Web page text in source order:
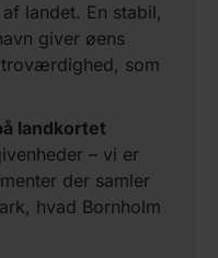
landet. En stabil,
giver øens
som
landkortet
– vi er
der samler
hvad Bornholm